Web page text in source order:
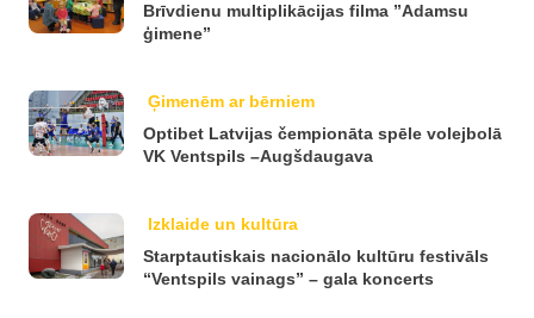
Brīvdienu multiplikācijas filma ”Adamsu
ģimene”
Ģimenēm ar bērniem
Optibet Latvijas čempionāta spēle volejbolā
VK Ventspils –Augšdaugava
Izklaide un kultūra
Starptautiskais nacionālo kultūru festivāls
“Ventspils vainags” – gala koncerts